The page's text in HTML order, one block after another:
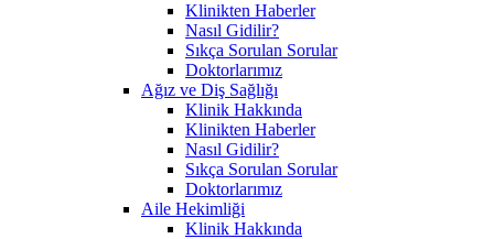
Klinikten Haberler
Nasıl Gidilir?
Sıkça Sorulan Sorular
Doktorlarımız
Ağız ve Diş Sağlığı
Klinik Hakkında
Klinikten Haberler
Nasıl Gidilir?
Sıkça Sorulan Sorular
Doktorlarımız
Aile Hekimliği
Klinik Hakkında